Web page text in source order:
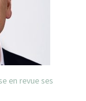
en revue ses